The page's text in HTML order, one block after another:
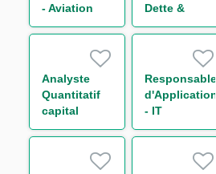
- Aviation
Group H/F
Dette &
Capital
Transport
H/F
Analyste
Quantitatif
capital
économique
Responsable
d'Application
- IT
Compliance
Security H/F